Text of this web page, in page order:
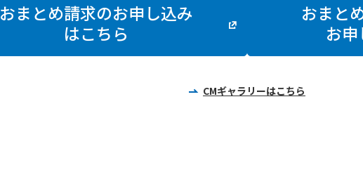
おまとめ請求のお申し込み
はこちら
おまと
お
CMギャラリーはこちら